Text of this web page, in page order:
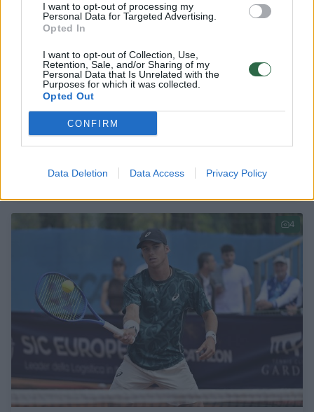
I want to opt-out of processing my
Personal Data for Targeted Advertising.
Opted In
I want to opt-out of Collection, Use,
Retention, Sale, and/or Sharing of my
Personal Data that Is Unrelated with the
Purposes for which it was collected.
Opted Out
CONFIRM
Data Deletion Data Access Privacy Policy
Justina Mikulskytė – vienu žingsniu arčiau
4